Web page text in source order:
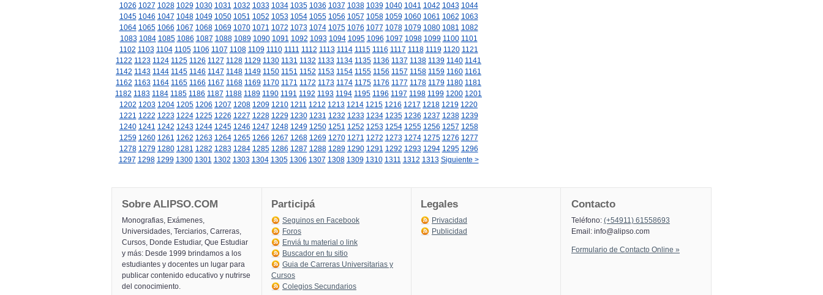
1026 1027 1028 1029 1030 1031 1032 1033 1034 1035 1036 1037 1038 1039 1040 1041 1042 1043 1044
1045 1046 1047 1048 1049 1050 1051 1052 1053 1054 1055 1056 1057 1058 1059 1060 1061 1062 1063
1064 1065 1066 1067 1068 1069 1070 1071 1072 1073 1074 1075 1076 1077 1078 1079 1080 1081 1082
1083 1084 1085 1086 1087 1088 1089 1090 1091 1092 1093 1094 1095 1096 1097 1098 1099 1100 1101
1102 1103 1104 1105 1106 1107 1108 1109 1110 1111 1112 1113 1114 1115 1116 1117 1118 1119 1120 1121
1122 1123 1124 1125 1126 1127 1128 1129 1130 1131 1132 1133 1134 1135 1136 1137 1138 1139 1140 1141
1142 1143 1144 1145 1146 1147 1148 1149 1150 1151 1152 1153 1154 1155 1156 1157 1158 1159 1160 1161
1162 1163 1164 1165 1166 1167 1168 1169 1170 1171 1172 1173 1174 1175 1176 1177 1178 1179 1180 1181
1182 1183 1184 1185 1186 1187 1188 1189 1190 1191 1192 1193 1194 1195 1196 1197 1198 1199 1200 1201
1202 1203 1204 1205 1206 1207 1208 1209 1210 1211 1212 1213 1214 1215 1216 1217 1218 1219 1220
1221 1222 1223 1224 1225 1226 1227 1228 1229 1230 1231 1232 1233 1234 1235 1236 1237 1238 1239
1240 1241 1242 1243 1244 1245 1246 1247 1248 1249 1250 1251 1252 1253 1254 1255 1256 1257 1258
1259 1260 1261 1262 1263 1264 1265 1266 1267 1268 1269 1270 1271 1272 1273 1274 1275 1276 1277
1278 1279 1280 1281 1282 1283 1284 1285 1286 1287 1288 1289 1290 1291 1292 1293 1294 1295 1296
1297 1298 1299 1300 1301 1302 1303 1304 1305 1306 1307 1308 1309 1310 1311 1312 1313 Siguiente >
Sobre ALIPSO.COM
Monografias, Exámenes,
Universidades, Terciarios, Carreras,
Cursos, Donde Estudiar, Que Estudiar
y más: Desde 1999 brindamos a los
estudiantes y docentes un lugar para
publicar contenido educativo y nutrirse
del conocimiento.
Participá
Seguinos en Facebook
Foros
Enviá tu material o link
Buscador en tu sitio
Guia de Carreras Universitarias y
Cursos
Colegios Secundarios
Legales
Privacidad
Publicidad
Contacto
Teléfono: (+54911) 61558693
Email: info@alipso.com
Formulario de Contacto Online »